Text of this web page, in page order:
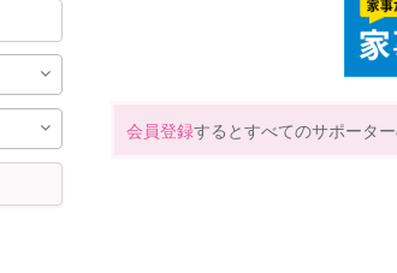
会員登録するとすべてのサポータ